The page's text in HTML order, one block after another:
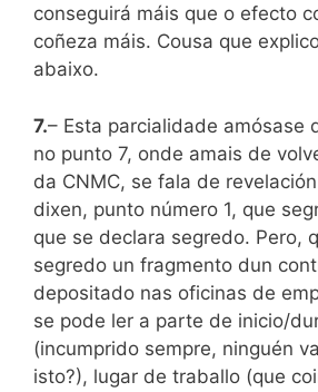
conseguirá máis que o efecto
coñeza máis. Cousa que
abaixo.
7.– Esta parcialidade amósase
no punto 7, onde amais de
da CNMC, se fala de
dixen, punto número 1, que
que se declara segredo. Pero,
segredo un fragmento dun
depositado nas oficinas de
se pode ler a parte de inicio/
(incumprido sempre, ninguén
isto?), lugar de traballo (que